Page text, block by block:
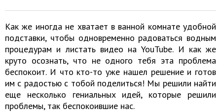
Как же иногда не хватает в ванной комнате удобной
подставки, чтобы одновременно радоваться водным
процедурам и листать видео на YouTube. И как же
круто осознать, что не одного тебя эта проблема
беспокоит. И что кто-то уже нашел решение и готов
им с радостью с тобой поделиться! Мы решили найти
еще несколько гениальных идей, которые решили
проблемы, так беспокоившие нас.